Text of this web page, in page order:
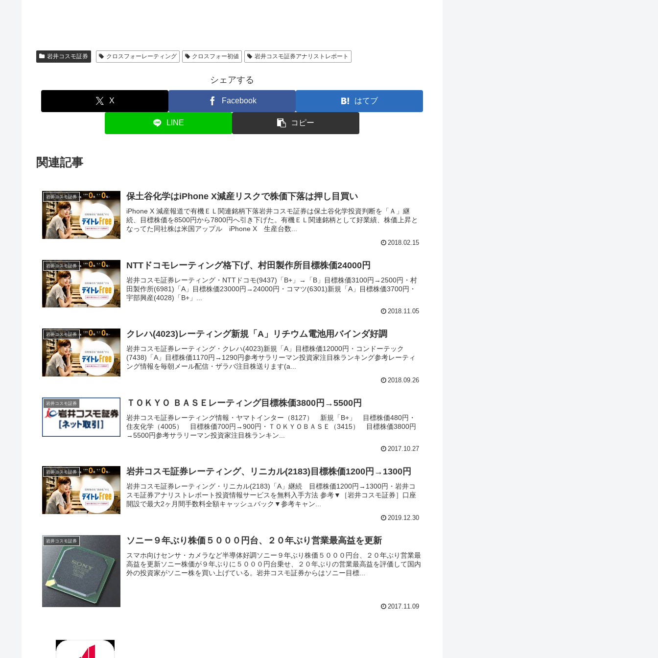
岩井コスモ証券 クロスフォーレーティング クロスフォー初値 岩井コスモ証券アナリストレポート
シェアする
X Facebook はてブ
LINE コピー
関連記事
岩井コスモ証券 保土谷化学はiPhone X減産リスクで株価下落は押し目買い
iPhone X 減産報道で有機ＥＬ関連銘柄下落岩井コスモ証券は保土谷化学投資判断を「Ａ」継
続、目標株価を8500円から7800円へ引き下げた。有機ＥＬ関連銘柄として好業績、株価上昇と
なってた同社株は米国アップル iPhone X 生産台数...
2018.02.15
岩井コスモ証券 NTTドコモレーティング格下げ、村田製作所目標株価24000円
岩井コスモ証券レーティング・NTTドコモ(9437)「B+」→「B」目標株価3100円→2500円・村
田製作所(6981)「A」目標株価23000円→24000円・コマツ(6301)新規「A」目標株価3700円・
宇部興産(4028)「B+」...
2018.11.05
岩井コスモ証券 クレハ(4023)レーティング新規「A」リチウム電池用バインダ好調
岩井コスモ証券レーティング・クレハ(4023)新規「A」目標株価12000円・コンドーテック
(7438)「A」目標株価1170円→1290円参考サラリーマン投資家注目株ランキング参考レーティ
ング情報を毎朝メール配信・ザラバ注目株送ります(a...
2018.09.26
岩井コスモ証券 ＴＯＫＹＯ ＢＡＳＥレーティング目標株価3800円→5500円
岩井コスモ証券レーティング情報・ヤマトインター（8127） 新規「B+」 目標株価480円・
住友化学（4005） 目標株価700円→900円・ＴＯＫＹＯＢＡＳＥ（3415） 目標株価3800円
→5500円参考サラリーマン投資家注目株ランキン...
2017.10.27
岩井コスモ証券 岩井コスモ証券レーティング、リニカル(2183)目標株価1200円→1300円
岩井コスモ証券レーティング・リニカル(2183)「A」継続 目標株価1200円→1300円・岩井コ
スモ証券アナリストレポート投資情報サービスを無料入手方法 参考▼［岩井コスモ証券］口座
開設で最大2ヶ月間手数料全額キャッシュバック▼参考キャン...
2019.12.30
岩井コスモ証券 ソニー９年ぶり株価５０００円台、２０年ぶり営業最高益を更新
スマホ向けセンサ・カメラなど半導体好調ソニー９年ぶり株価５０００円台、２０年ぶり営業最
高益を更新ソニー株価が９年ぶりに５０００円台乗せ、２０年ぶりの営業最高益を評価して国内
外の投資家がソニー株を買い上げている。岩井コスモ証券からはソニー目標...
2017.11.09